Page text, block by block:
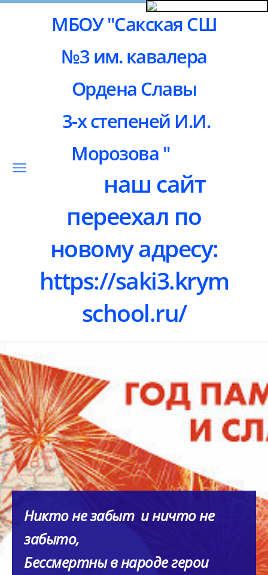
МБОУ "Сакская СШ
№3 им. кавалера
Ордена Славы
3-х степеней И.И.
Морозова "
наш сайт
переехал по
новому адресу:
https://saki3.krym
school.ru/
Никто не забыт и ничто не
забыто,
Бессмертны в народе герои